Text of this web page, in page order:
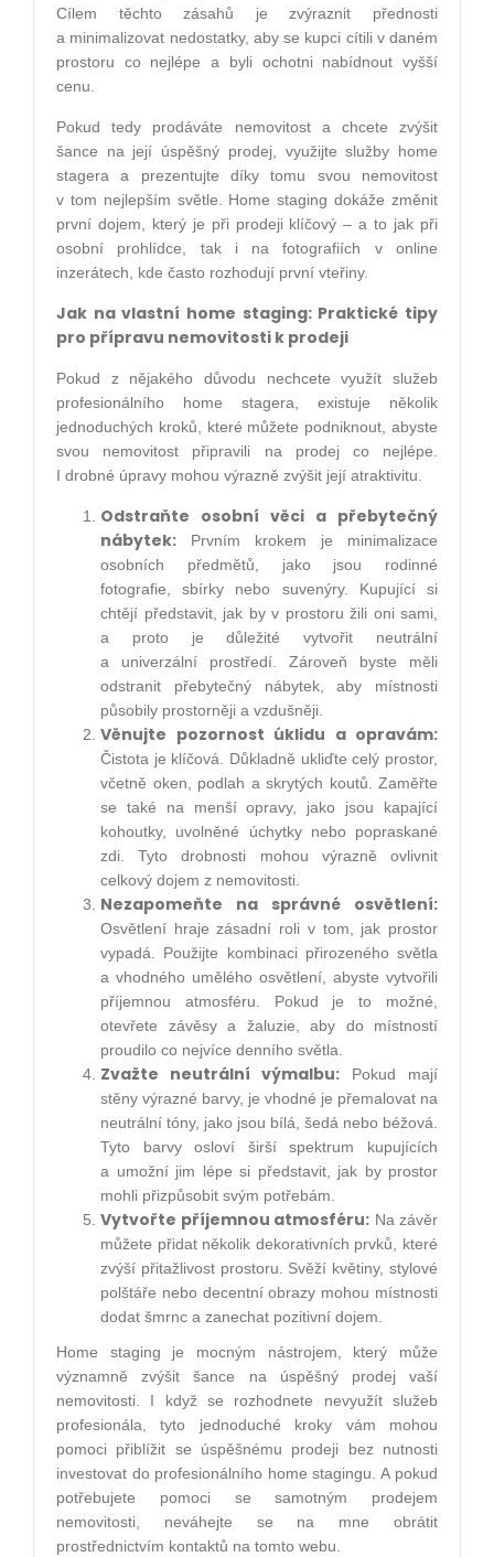
Cílem těchto zásahů je zvýraznit přednosti
a minimalizovat nedostatky, aby se kupci cítili v daném
prostoru co nejlépe a byli ochotni nabídnout vyšší
cenu.
Pokud tedy prodáváte nemovitost a chcete zvýšit
šance na její úspěšný prodej, využijte služby home
stagera a prezentujte díky tomu svou nemovitost
v tom nejlepším světle. Home staging dokáže změnit
první dojem, který je při prodeji klíčový – a to jak při
osobní prohlídce, tak i na fotografiích v online
inzerátech, kde často rozhodují první vteřiny.
Jak na vlastní home staging: Praktické tipy
pro přípravu nemovitosti k prodeji
Pokud z nějakého důvodu nechcete využít služeb
profesionálního home stagera, existuje několik
jednoduchých kroků, které můžete podniknout, abyste
svou nemovitost připravili na prodej co nejlépe.
I drobné úpravy mohou výrazně zvýšit její atraktivitu.
Odstraňte osobní věci a přebytečný
nábytek: Prvním krokem je minimalizace
osobních předmětů, jako jsou rodinné
fotografie, sbírky nebo suvenýry. Kupující si
chtějí představit, jak by v prostoru žili oni sami,
a proto je důležité vytvořit neutrální
a univerzální prostředí. Zároveň byste měli
odstranit přebytečný nábytek, aby místnosti
působily prostorněji a vzdušněji.
Věnujte pozornost úklidu a opravám:
Čistota je klíčová. Důkladně ukliďte celý prostor,
včetně oken, podlah a skrytých koutů. Zaměřte
se také na menší opravy, jako jsou kapající
kohoutky, uvolněné úchytky nebo popraskané
zdi. Tyto drobnosti mohou výrazně ovlivnit
celkový dojem z nemovitosti.
Nezapomeňte na správné osvětlení:
Osvětlení hraje zásadní roli v tom, jak prostor
vypadá. Použijte kombinaci přirozeného světla
a vhodného umělého osvětlení, abyste vytvořili
příjemnou atmosféru. Pokud je to možné,
otevřete závěsy a žaluzie, aby do místností
proudilo co nejvíce denního světla.
Zvažte neutrální výmalbu: Pokud mají
stěny výrazné barvy, je vhodné je přemalovat na
neutrální tóny, jako jsou bílá, šedá nebo béžová.
Tyto barvy osloví širší spektrum kupujících
a umožní jim lépe si představit, jak by prostor
mohli přizpůsobit svým potřebám.
Vytvořte příjemnou atmosféru: Na závěr
můžete přidat několik dekorativních prvků, které
zvýší přitažlivost prostoru. Svěží květiny, stylové
polštáře nebo decentní obrazy mohou místnosti
dodat šmrnc a zanechat pozitivní dojem.
Home staging je mocným nástrojem, který může
významně zvýšit šance na úspěšný prodej vaší
nemovitosti. I když se rozhodnete nevyužít služeb
profesionála, tyto jednoduché kroky vám mohou
pomoci přiblížit se úspěšnému prodeji bez nutnosti
investovat do profesionálního home stagingu. A pokud
potřebujete pomoci se samotným prodejem
nemovitosti, neváhejte se na mne obrátit
prostřednictvím kontaktů na tomto webu.